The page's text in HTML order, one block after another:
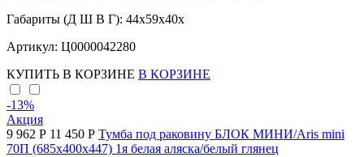
Габариты (Д Ш В Г): 44x59x40x
Артикул: Ц0000042280
КУПИТЬ В КОРЗИНЕ В КОРЗИНЕ
-13%
Акция
9 962 Р 11 450 Р Тумба под раковину БЛОК МИНИ/Aris mini
70П (685х400х447) 1я белая аляска/белый глянец